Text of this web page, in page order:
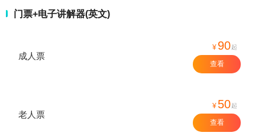
门票+电子讲解器(英文)
成人票
¥ 90起
查看
老人票
¥ 50起
查看